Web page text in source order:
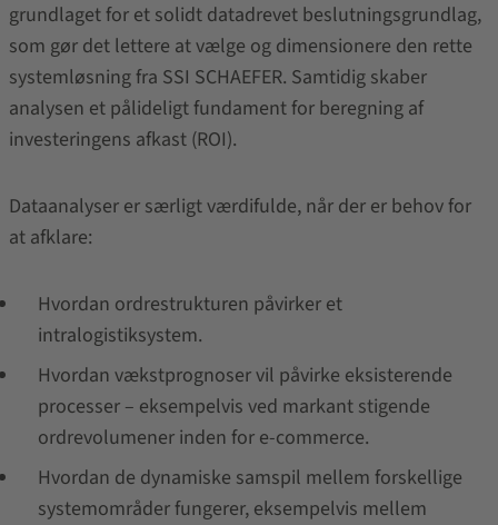
grundlaget for et solidt datadrevet beslutningsgrundlag,
som gør det lettere at vælge og dimensionere den rette
systemløsning fra SSI SCHAEFER. Samtidig skaber
analysen et pålideligt fundament for beregning af
investeringens afkast (ROI).
Dataanalyser er særligt værdifulde, når der er behov for
at afklare:
Hvordan ordrestrukturen påvirker et
intralogistiksystem.
Hvordan vækstprognoser vil påvirke eksisterende
processer – eksempelvis ved markant stigende
ordrevolumener inden for e-commerce.
Hvordan de dynamiske samspil mellem forskellige
systemområder fungerer, eksempelvis mellem